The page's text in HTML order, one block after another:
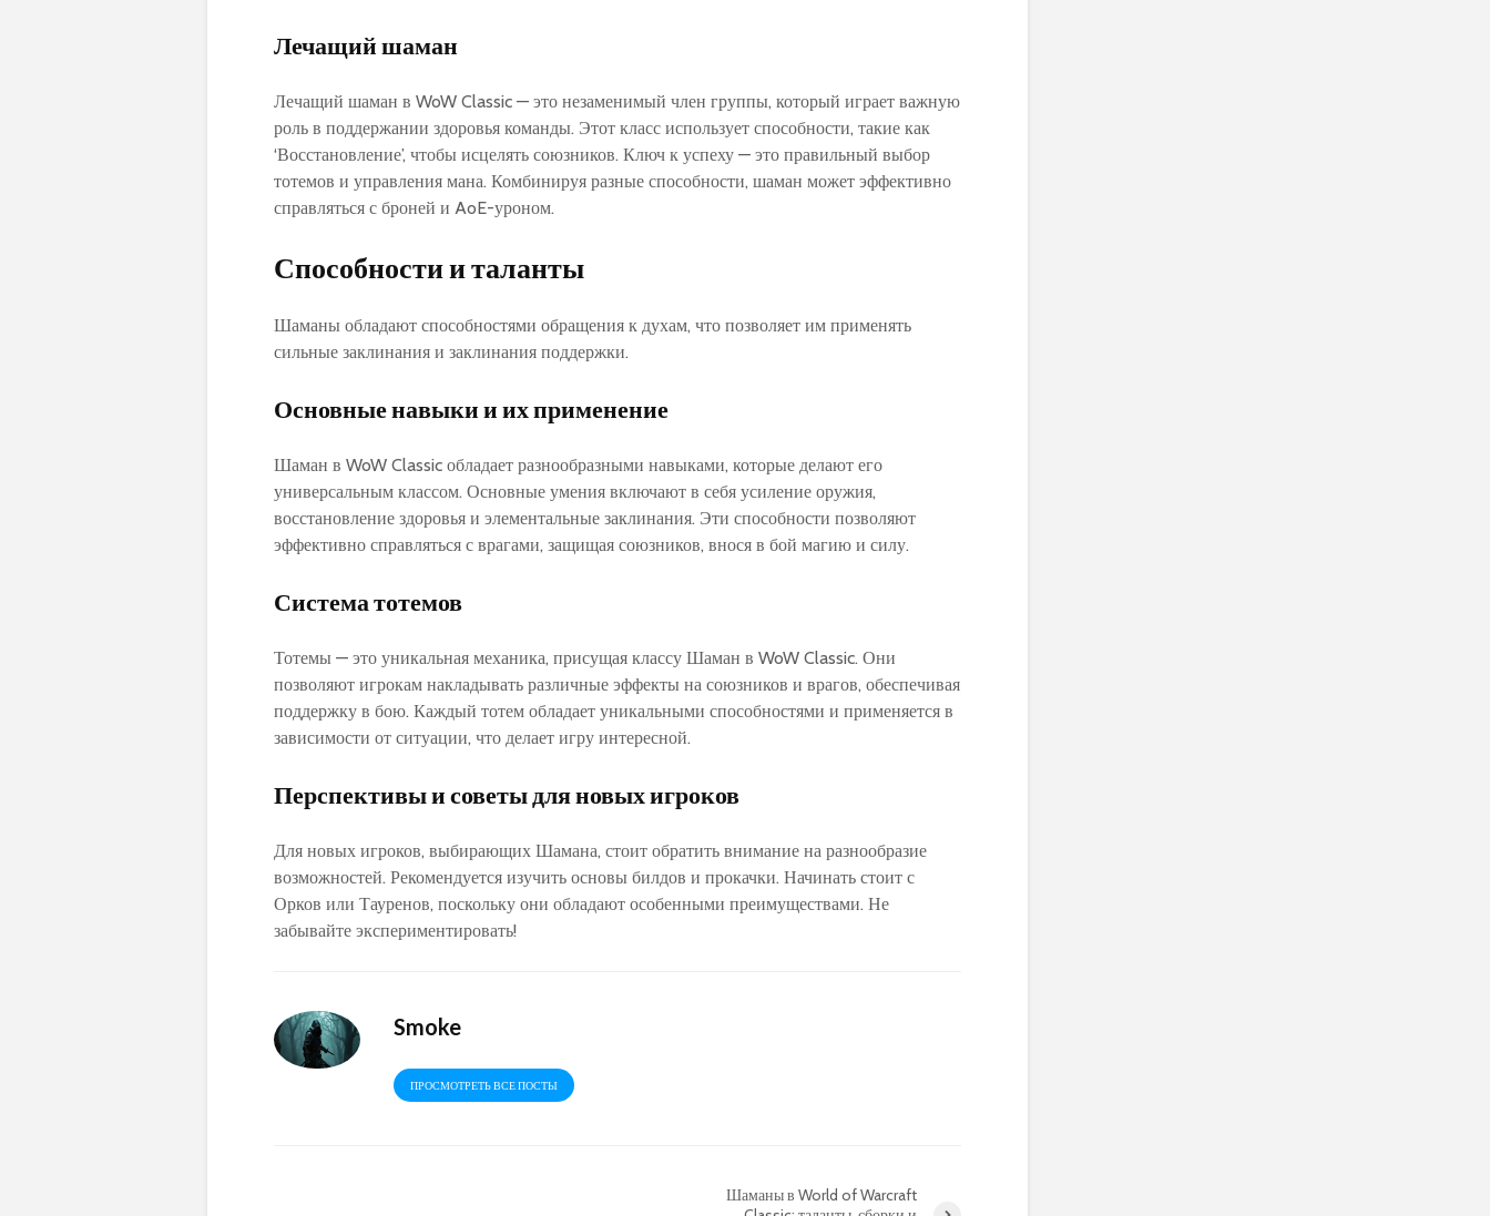
Лечащий шаман
Лечащий шаман в WoW Classic — это незаменимый член группы‚ который играет важную
роль в поддержании здоровья команды. Этот класс использует способности‚ такие как
‘Восстановление’‚ чтобы исцелять союзников. Ключ к успеху — это правильный выбор
тотемов и управления мана. Комбинируя разные способности‚ шаман может эффективно
справляться с броней и AoE-уроном.
Способности и таланты
Шаманы обладают способностями обращения к духам‚ что позволяет им применять
сильные заклинания и заклинания поддержки.
Основные навыки и их применение
Шаман в WoW Classic обладает разнообразными навыками‚ которые делают его
универсальным классом. Основные умения включают в себя усиление оружия‚
восстановление здоровья и элементальные заклинания. Эти способности позволяют
эффективно справляться с врагами‚ защищая союзников‚ внося в бой магию и силу.
Система тотемов
Тотемы — это уникальная механика‚ присущая классу Шаман в WoW Classic. Они
позволяют игрокам накладывать различные эффекты на союзников и врагов‚ обеспечивая
поддержку в бою. Каждый тотем обладает уникальными способностями и применяется в
зависимости от ситуации‚ что делает игру интересной.
Перспективы и советы для новых игроков
Для новых игроков‚ выбирающих Шамана‚ стоит обратить внимание на разнообразие
возможностей. Рекомендуется изучить основы билдов и прокачки. Начинать стоит с
Орков или Тауренов‚ поскольку они обладают особенными преимуществами. Не
забывайте экспериментировать!
Smoke
ПРОСМОТРЕТЬ ВСЕ ПОСТЫ
Шаманы в World of Warcraft